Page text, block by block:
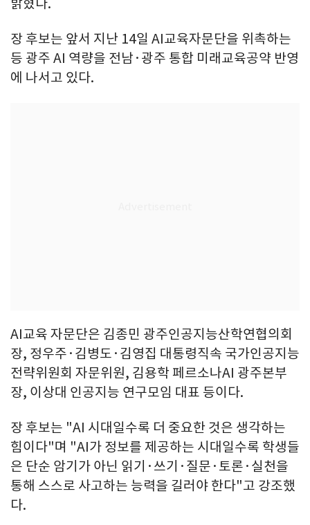
밝혔다.
장 후보는 앞서 지난 14일 AI교육자문단을 위촉하는
등 광주 AI 역량을 전남·광주 통합 미래교육공약 반영
에 나서고 있다.
AI교육 자문단은 김종민 광주인공지능산학연협의회
장, 정우주·김병도·김영집 대통령직속 국가인공지능
전략위원회 자문위원, 김용학 페르소나AI 광주본부
장, 이상대 인공지능 연구모임 대표 등이다.
장 후보는 "AI 시대일수록 더 중요한 것은 생각하는
힘이다"며 "AI가 정보를 제공하는 시대일수록 학생들
은 단순 암기가 아닌 읽기·쓰기·질문·토론·실천을
통해 스스로 사고하는 능력을 길러야 한다"고 강조했
다.